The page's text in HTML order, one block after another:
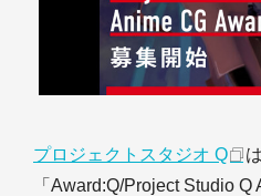
プロジェクトスタジオ Q
「Award:Q/Project Studio Q